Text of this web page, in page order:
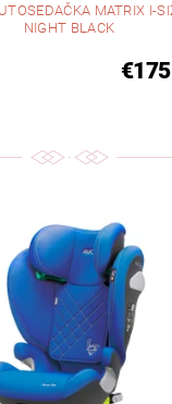
MATRIX I-
NIGHT BLACK
€175